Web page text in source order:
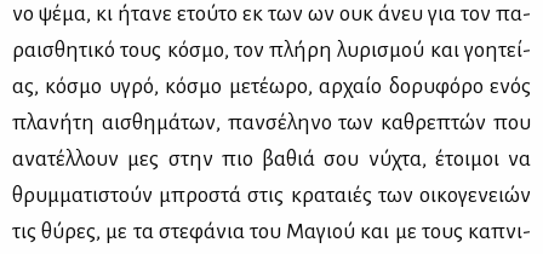
νο ψέ­μα, κι ήτα­νε ετού­το εκ των ων ουκ άνευ για τον πα­
ραι­σθη­τι­κό τους κό­σμο, τον πλή­ρη λυ­ρι­σμού και γοη­τεί­
ας, κό­σμο υγρό, κό­σμο με­τέ­ω­ρο, αρ­χαίο δο­ρυ­φό­ρο ενός
πλα­νή­τη αι­σθη­μά­των, παν­σέ­λη­νο των κα­θρε­πτών που
ανα­τέλ­λουν μες στην πιο βα­θιά σου νύ­χτα, έτοι­μοι να
θρυμ­μα­τι­στούν μπρο­στά στις κρα­ταιές των οι­κο­γε­νειών
τις θύ­ρες, με τα στε­φά­νια του Μα­γιού και με τους κα­πνι­